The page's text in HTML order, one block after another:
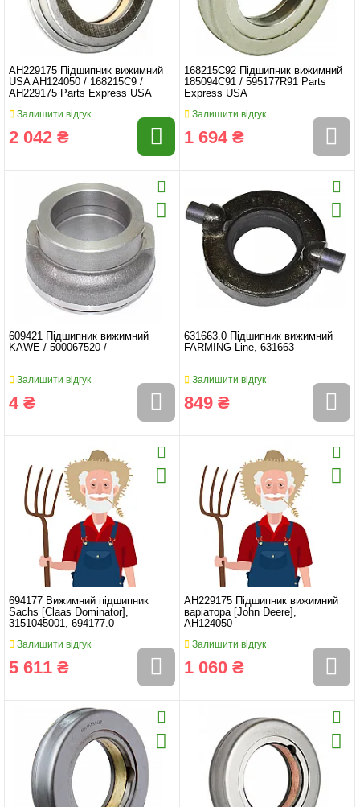
AH229175 Підшипник вижимний
USA AH124050 / 168215C9 /
AH229175 Parts Express USA
Залишити відгук
2 042 ₴
168215C92 Підшипник вижимний
185094C91 / 595177R91 Parts
Express USA
Залишити відгук
1 694 ₴
609421 Підшипник вижимний
KAWE / 500067520 /
Залишити відгук
4 ₴
631663.0 Підшипник вижимний
FARMING Line, 631663
Залишити відгук
849 ₴
694177 Вижимний підшипник
Sachs [Claas Dominator],
3151045001, 694177.0
Залишити відгук
5 611 ₴
AH229175 Підшипник вижимний
варіатора [John Deere],
AH124050
Залишити відгук
1 060 ₴